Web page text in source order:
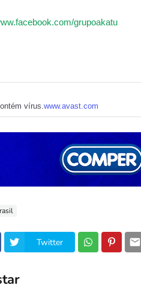
grupoakatu
vírus.www.avast.com
Twitter